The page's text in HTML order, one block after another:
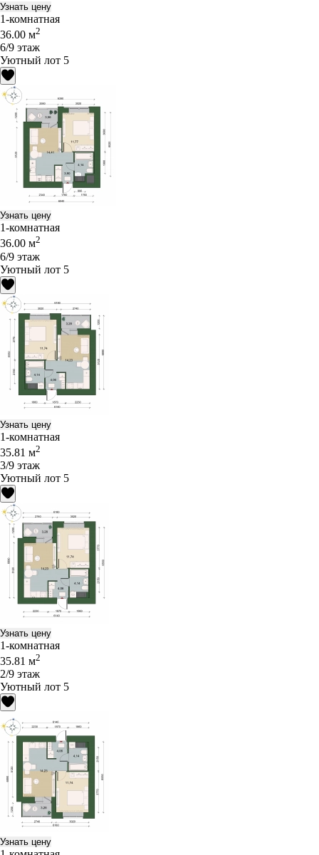
Узнать цену
1-комнатная
36.00 м2
6/9 этаж
Уютный лот 5
Узнать цену
1-комнатная
36.00 м2
6/9 этаж
Уютный лот 5
Узнать цену
1-комнатная
35.81 м2
3/9 этаж
Уютный лот 5
Узнать цену
1-комнатная
35.81 м2
2/9 этаж
Уютный лот 5
Узнать цену